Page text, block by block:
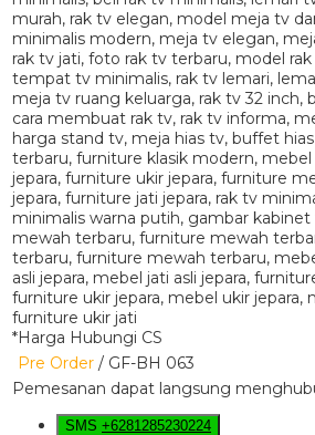
*Harga Hubungi CS
Pre Order / GF-BH 063
Pemesanan dapat langsung
SMS +6281285230224